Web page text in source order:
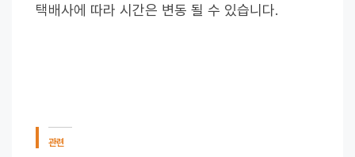
택배사에 따라 시간은 변동 될 수 있습니다.
관련